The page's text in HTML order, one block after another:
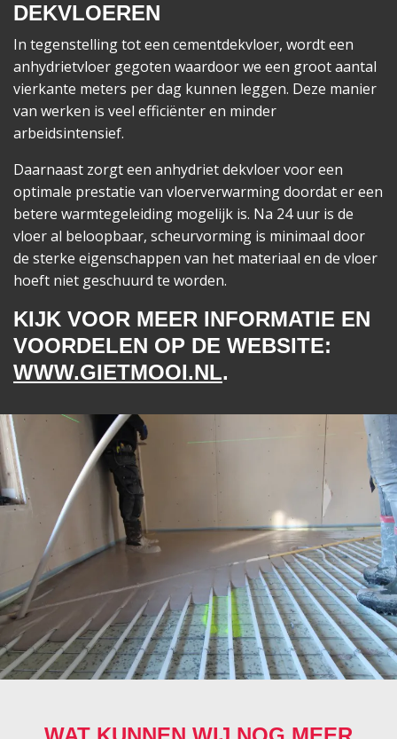
DEKVLOEREN
In tegenstelling tot een cementdekvloer, wordt een
anhydrietvloer gegoten waardoor we een groot aantal
vierkante meters per dag kunnen leggen. Deze manier
van werken is veel efficiënter en minder
arbeidsintensief.
Daarnaast zorgt een anhydriet dekvloer voor een
optimale prestatie van vloerverwarming doordat er een
betere warmtegeleiding mogelijk is. Na 24 uur is de
vloer al beloopbaar, scheurvorming is minimaal door
de sterke eigenschappen van het materiaal en de vloer
hoeft niet geschuurd te worden.
KIJK VOOR MEER INFORMATIE EN
VOORDELEN OP DE WEBSITE:
WWW.GIETMOOI.NL.